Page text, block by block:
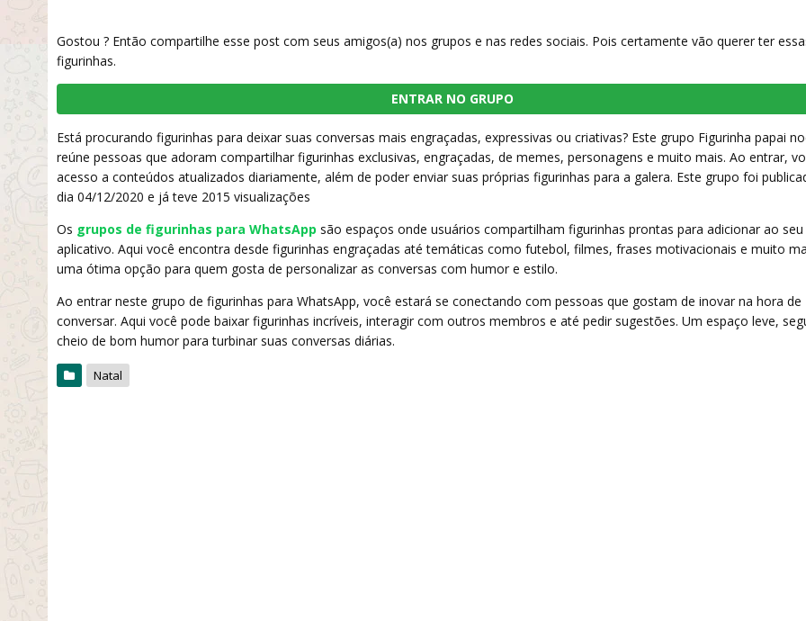
Gostou ? Então compartilhe esse post com seus amigos(a) nos grupos e nas redes sociais. Pois certamente vão querer ter
figurinhas.
ENTRAR NO GRUPO
Está procurando figurinhas para deixar suas conversas mais engraçadas, expressivas ou criativas? Este grupo Figurinha papai
reúne pessoas que adoram compartilhar figurinhas exclusivas, engraçadas, de memes, personagens e muito mais. Ao entrar,
acesso a conteúdos atualizados diariamente, além de poder enviar suas próprias figurinhas para a galera. Este grupo foi
dia 04/12/2020 e já teve 2015 visualizações
Os grupos de figurinhas para WhatsApp são espaços onde usuários compartilham figurinhas prontas para adicionar ao seu
aplicativo. Aqui você encontra desde figurinhas engraçadas até temáticas como futebol, filmes, frases motivacionais e muito
uma ótima opção para quem gosta de personalizar as conversas com humor e estilo.
Ao entrar neste grupo de figurinhas para WhatsApp, você estará se conectando com pessoas que gostam de inovar na hora de
conversar. Aqui você pode baixar figurinhas incríveis, interagir com outros membros e até pedir sugestões. Um espaço leve,
cheio de bom humor para turbinar suas conversas diárias.
Natal